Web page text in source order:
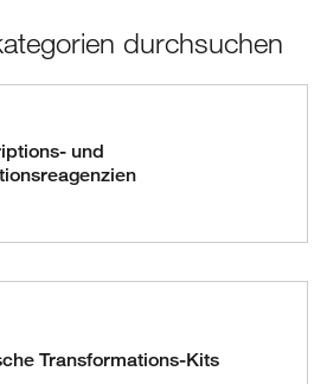
durchsuchen
und
Transformations-Kits